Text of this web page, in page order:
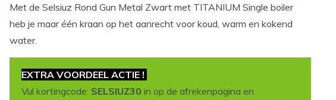
Met de Selsiuz Rond Gun Metal Zwart met TITANIUM Single boiler
heb je maar één kraan op het aanrecht voor koud, warm en kokend
water.
EXTRA VOORDEEL ACTIE !
Vul kortingcode: SELSIUZ30 in op de afrekenpagina en